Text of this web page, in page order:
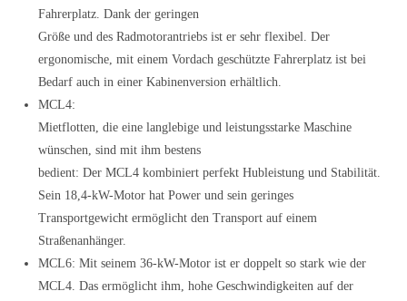
Fahrerplatz. Dank der geringen
Größe und des Radmotorantriebs ist er sehr flexibel. Der
ergonomische, mit einem Vordach geschützte Fahrerplatz ist bei
Bedarf auch in einer Kabinenversion erhältlich.
MCL4:
Mietflotten, die eine langlebige und leistungsstarke Maschine
wünschen, sind mit ihm bestens
bedient: Der MCL4 kombiniert perfekt Hubleistung und Stabilität.
Sein 18,4-kW-Motor hat Power und sein geringes
Transportgewicht ermöglicht den Transport auf einem
Straßenanhänger.
MCL6: Mit seinem 36-kW-Motor ist er doppelt so stark wie der
MCL4. Das ermöglicht ihm, hohe Geschwindigkeiten auf der